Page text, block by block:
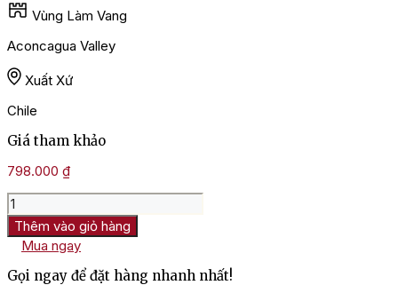
Vùng Làm Vang
Aconcagua Valley
Xuất Xứ
Chile
Giá tham khảo
798.000 ₫
Rượu
Vang
Chile
Arboleda
Carmenere
Thêm vào giỏ hàng
Mua ngay
Gọi ngay để đặt hàng nhanh nhất!